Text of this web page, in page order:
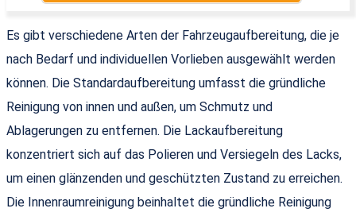
Es gibt verschiedene Arten der Fahrzeugaufbereitung, die je
nach Bedarf und individuellen Vorlieben ausgewählt werden
können. Die Standardaufbereitung umfasst die gründliche
Reinigung von innen und außen, um Schmutz und
Ablagerungen zu entfernen. Die Lackaufbereitung
konzentriert sich auf das Polieren und Versiegeln des Lacks,
um einen glänzenden und geschützten Zustand zu erreichen.
Die Innenraumreinigung beinhaltet die gründliche Reinigung